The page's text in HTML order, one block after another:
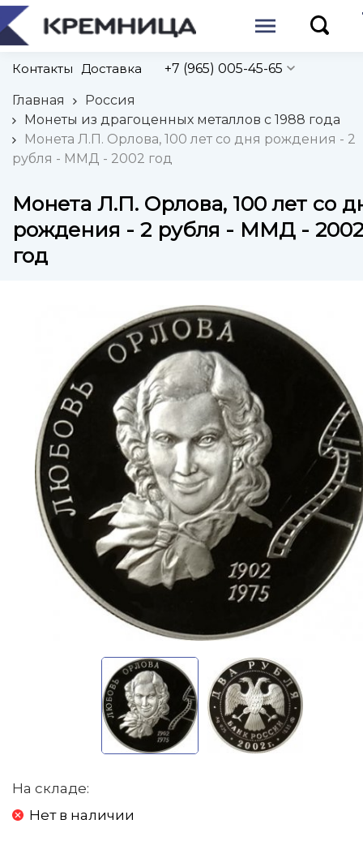
Контакты Доставка +7 (965) 005-45-65
Главная
Россия
Монеты из драгоценных металлов с 1988 года
Монета Л.П. Орлова, 100 лет со дня рождения - 2
рубля - ММД - 2002 год
Монета Л.П. Орлова, 100 лет со
рождения - 2 рубля - ММД - 2002
год
На складе:
Нет в наличии